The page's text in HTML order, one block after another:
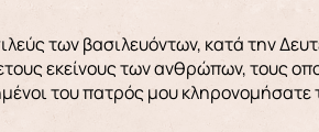
των βασιλευόντων, κατά την
εκείνους των ανθρώπων, τους
του πατρός μου